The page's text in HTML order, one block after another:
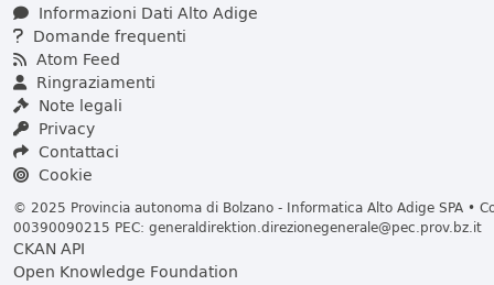
Informazioni Dati Alto Adige
Domande frequenti
Atom Feed
Ringraziamenti
Note legali
Privacy
Contattaci
Cookie
© 2025 Provincia autonoma di Bolzano - Informatica Alto Adige SPA •
00390090215 PEC: generaldirektion.direzionegenerale@pec.prov.bz.it
CKAN API
Open Knowledge Foundation